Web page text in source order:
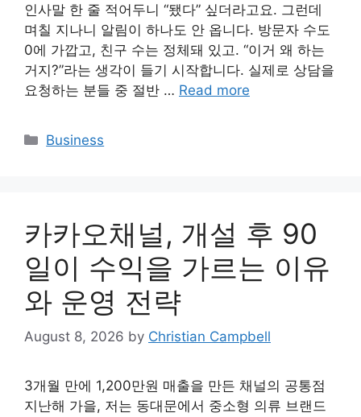
인사말 한 줄 적어두니 “됐다” 싶더라고요. 그런데
며칠 지나니 알림이 하나도 안 옵니다. 방문자 수도
0에 가깝고, 친구 수는 정체돼 있고. “이거 왜 하는
거지?”라는 생각이 들기 시작합니다. 실제로 상담을
요청하는 분들 중 절반 … Read more
Categories
Business
카카오채널, 개설 후 90
일이 수익을 가르는 이유
와 운영 전략
August 8, 2026 by Christian Campbell
3개월 만에 1,200만원 매출을 만든 채널의 공통점
지난해 가을, 저는 동대문에서 중소형 의류 브랜드